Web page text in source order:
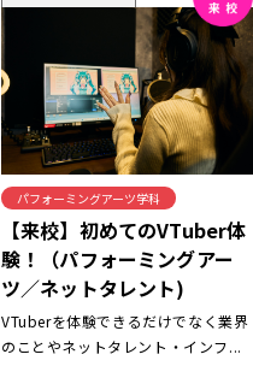
パフォーミングアーツ学科
【来校】初めてのVTuber体
験！（パフォーミングアー
ツ／ネットタレント)
VTuberを体験できるだけでなく業界
のことやネットタレント・インフ...